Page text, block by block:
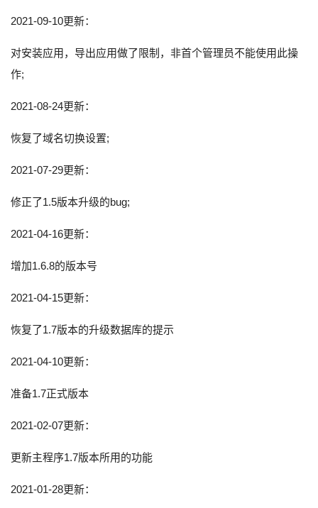
2021-09-10更新：
对安装应用，导出应用做了限制，非首个管理员不能使用此操
作;
2021-08-24更新：
恢复了域名切换设置;
2021-07-29更新：
修正了1.5版本升级的bug;
2021-04-16更新：
增加1.6.8的版本号
2021-04-15更新：
恢复了1.7版本的升级数据库的提示
2021-04-10更新：
准备1.7正式版本
2021-02-07更新：
更新主程序1.7版本所用的功能
2021-01-28更新：